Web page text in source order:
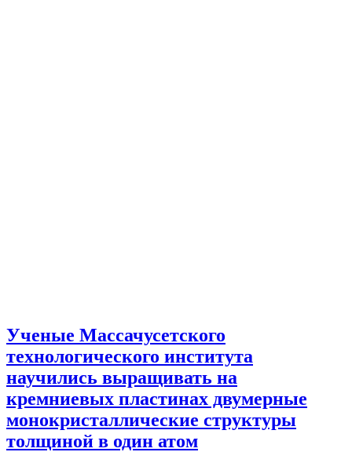
Ученые Массачусетского
технологического института
научились выращивать на
кремниевых пластинах двумерные
монокристаллические структуры
толщиной в один атом